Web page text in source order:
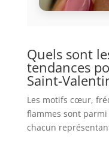
Quels sont
tendances
Saint-
Les motifs cœur,
flammes sont
chacun